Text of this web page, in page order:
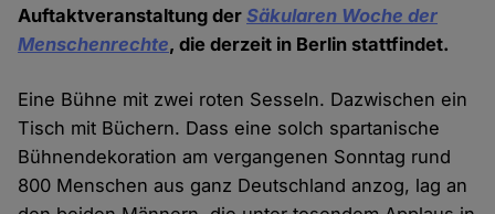
Auftaktveranstaltung derSäkularen Woche der
Menschenrechte, die derzeit in Berlin stattfindet.
Eine Bühne mit zwei roten Sesseln. Dazwischen ein
Tisch mit Büchern. Dass eine solch spartanische
Bühnendekoration am vergangenen Sonntag rund
800 Menschen aus ganz Deutschland anzog, lag an